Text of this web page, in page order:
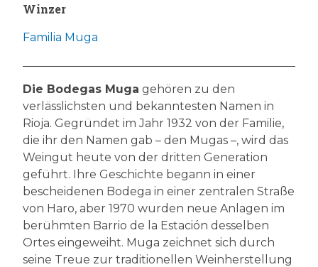
Winzer
Familia Muga
Die Bodegas Muga gehören zu den
verlässlichsten und bekanntesten Namen in
Rioja. Gegründet im Jahr 1932 von der Familie,
die ihr den Namen gab – den Mugas –, wird das
Weingut heute von der dritten Generation
geführt. Ihre Geschichte begann in einer
bescheidenen Bodega in einer zentralen Straße
von Haro, aber 1970 wurden neue Anlagen im
berühmten Barrio de la Estación desselben
Ortes eingeweiht. Muga zeichnet sich durch
seine Treue zur traditionellen Weinherstellung